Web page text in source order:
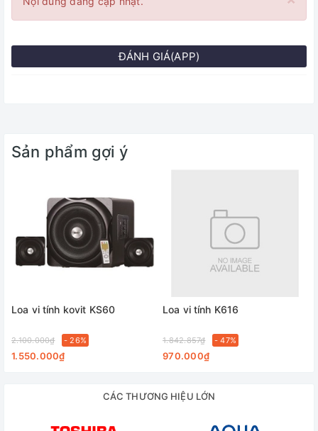
ĐÁNH GIÁ(APP)
Sản phẩm gợi ý
Loa vi tính kovit KS60
2.100.000₫ - 26%
1.550.000₫
Loa vi tính K616
1.842.857₫ - 47%
970.000₫
CÁC THƯƠNG HIỆU LỚN